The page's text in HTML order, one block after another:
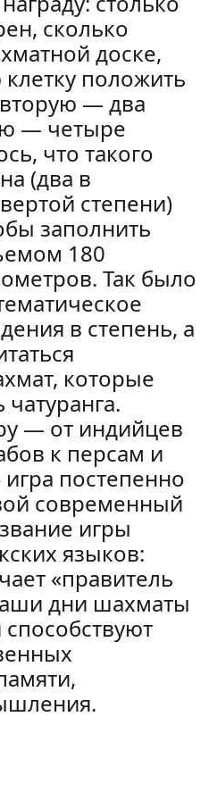
сколько
доске,
положить
— два
— четыре
что такого
(два в
степени)
заполнить
180
Так было
в степень, а
которые
— от индийцев
к персам и
постепенно
современный
игры
языков:
«правитель
дни шахматы